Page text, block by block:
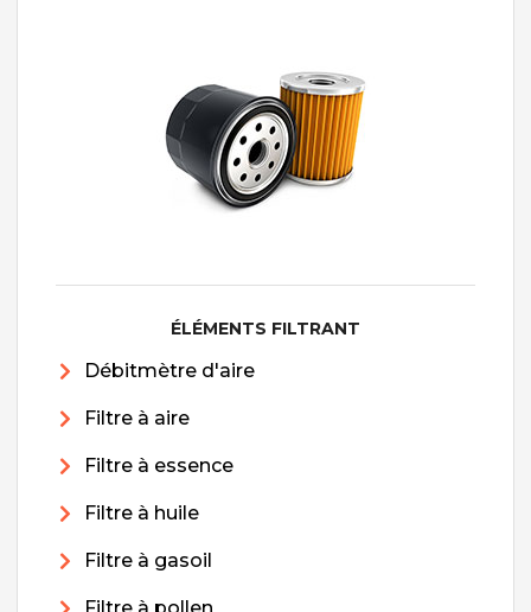
ÉLÉMENTS FILTRANT
Débitmètre d'aire
Filtre à aire
Filtre à essence
Filtre à huile
Filtre à gasoil